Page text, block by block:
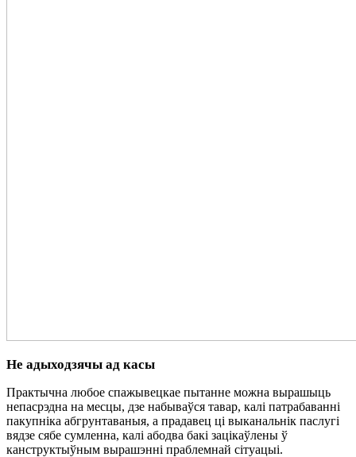
Не адыходзячы ад касы
Практычна любое спажывецкае пытанне можна вырашыць
непасрэдна на месцы, дзе набываўся тавар, калі патрабаванні
пакупніка абгрунтаваныя, а прадавец ці выканальнік паслугі
вядзе сябе сумленна, калі абодва бакі зацікаўлены ў
канструктыўным вырашэнні праблемнай сітуацыі.